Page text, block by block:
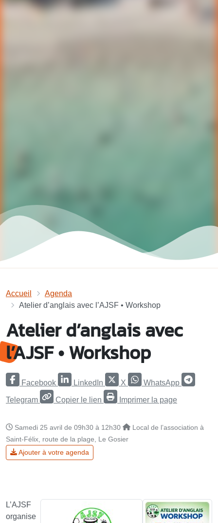
Accueil
Agenda
Atelier d’anglais avec l’AJSF • Workshop
Atelier d’anglais avec
l’AJSF • Workshop
Facebook LinkedIn X WhatsApp
Telegram Copier le lien Imprimer la page
Samedi 25 avril de 09h30 à 12h30
Local de l’association à
Saint-Félix, route de la plage, Le Gosier
Ajouter à votre agenda
L’AJSF
organise